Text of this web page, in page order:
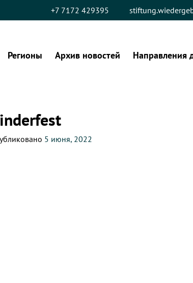
+7 7172 429395
Регионы Архив новостей Направления
5 июня, 2022